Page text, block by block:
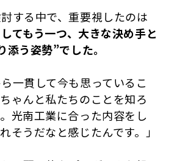
する中で、重要視したのは
てもう一つ、大きな決め手と
添う姿勢”でした。
一貫して今も思っているこ
ゃんと私たちのことを知ろ
光南工業に合った内容をし
そうだなと感じたんです。」